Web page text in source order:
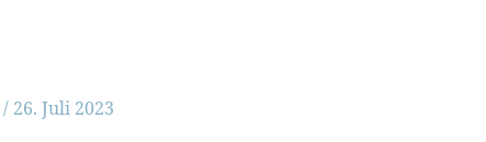
/ 26. Juli 2023